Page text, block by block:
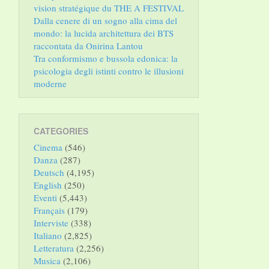
vision stratégique du THE A FESTIVAL
Dalla cenere di un sogno alla cima del
mondo: la lucida architettura dei BTS
raccontata da Onirina Lantou
Tra conformismo e bussola edonica: la
psicologia degli istinti contro le illusioni
moderne
CATEGORIES
Cinema (546)
Danza (287)
Deutsch (4,195)
English (250)
Eventi (5,443)
Français (179)
Interviste (338)
Italiano (2,825)
Letteratura (2,256)
Musica (2,106)